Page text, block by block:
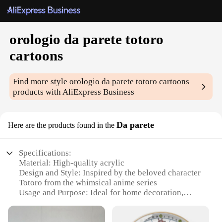
orologio da parete totoro
cartoons
Find more styleorologio da parete totoro cartoons
products with AliExpress Business
Here are the products found in the Da parete
Specifications:
Material: High-quality acrylic
Design and Style: Inspired by the beloved character
Totoro from the whimsical anime series
Usage and Purpose: Ideal for home decoration,
Performance and Property: Durable and easy to